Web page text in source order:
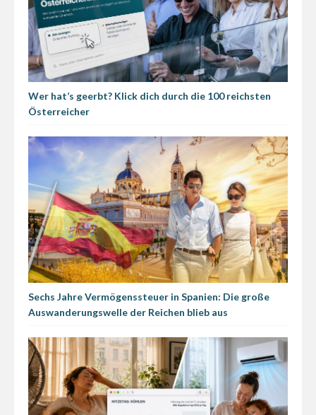
Wer hat’s geerbt? Klick dich durch die 100 reichsten
Österreicher
Sechs Jahre Vermögenssteuer in Spanien: Die große
Auswanderungswelle der Reichen blieb aus